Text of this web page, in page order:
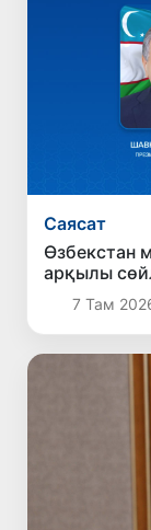
Саясат
Өзбекстан
арқылы
7 Там